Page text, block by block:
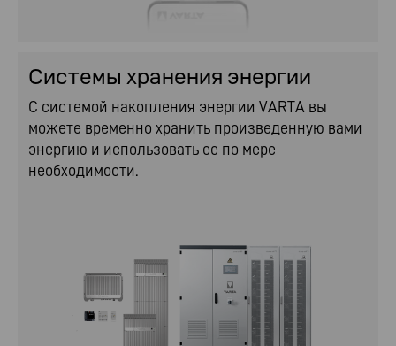
Системы хранения энергии
С системой накопления энергии VARTA вы
можете временно хранить произведенную вами
энергию и использовать ее по мере
необходимости.